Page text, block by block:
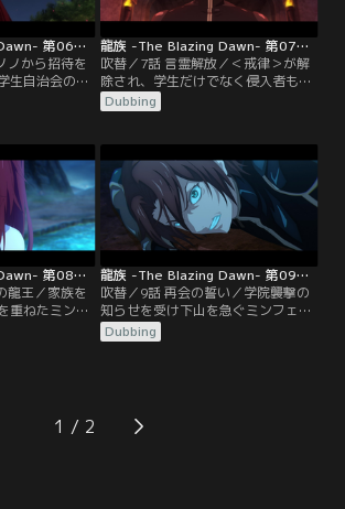
龍族 -The Blazing Dawn- 第06話／吹替
ノから招待を
生自治会のパ
勢な会場内
踊ることに
に不審者が侵
長らく学院を
を解除す
龍族 -The Blazing Dawn- 第07話／吹替
吹替／7話 言霊解放／＜戒律＞が解
除され、学生だけでなく侵入者も言
霊を使用できるように。侵入者の狙
いは、アンジェ校長が持ち帰った骨
ハンの前にそれぞれ侵入者が現れ、
言霊を駆使した激しい戦闘が繰り広
げられる。
Dubbing
龍族 -The Blazing Dawn- 第08話／吹替
龍王／家族を
重ねたミンフ
誘を受け入
研究所では
よってついに
龍族 -The Blazing Dawn- 第09話／吹替
吹替／9話 再会の誓い／学院襲撃の
知らせを受け下山を急ぐミンフェイ
とノノ。道中で13番ことラオタンと
再会するミンフェイだったが喜びも
隠すミンフェイたちだが、コンスタ
ンティンはある人物を探し求めて彼
Dubbing
1